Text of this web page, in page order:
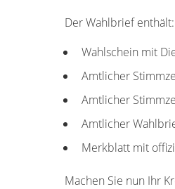
Der Wahlbrief enthält:
Wahlschein mit
Amtlicher
Amtlicher
Amtlicher
Merkblatt mit
Machen Sie nun Ihr